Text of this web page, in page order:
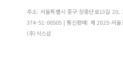
주소: 서울특별시 중구 장충단로13길 20,
374-51-00505 | 통신판매: 제 2025-서
(주)식스샵